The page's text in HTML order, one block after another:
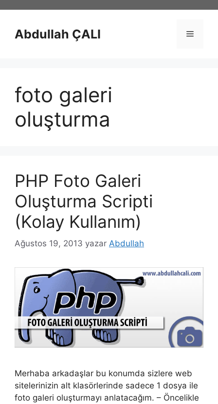
Abdullah ÇALI Menü
foto galeri
oluşturma
PHP Foto Galeri
Oluşturma Scripti
(Kolay Kullanım)
Ağustos 19, 2013 yazar Abdullah
Merhaba arkadaşlar bu konumda sizlere web
sitelerinizin alt klasörlerinde sadece 1 dosya ile
foto galeri oluşturmayı anlatacağım. – Öncelikle